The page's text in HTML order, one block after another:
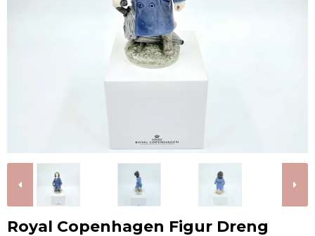
Royal Copenhagen Figur Dreng